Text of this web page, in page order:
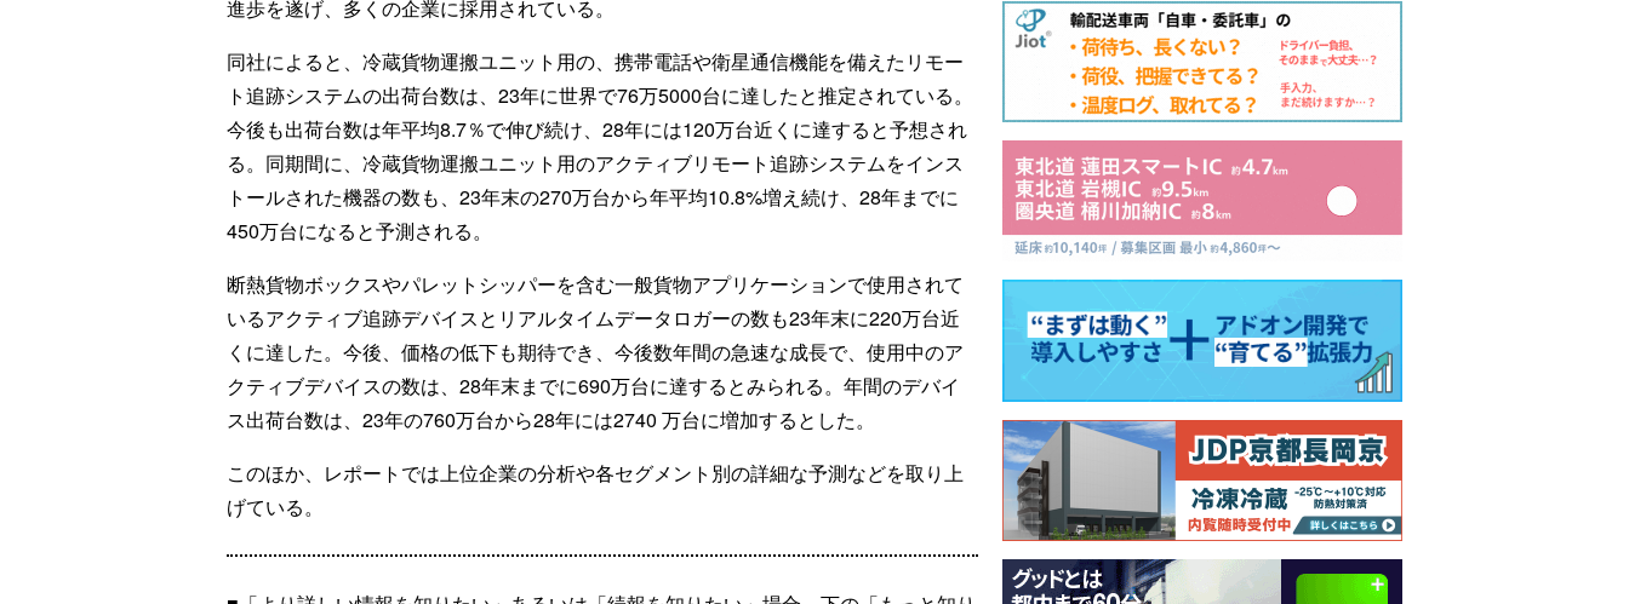
進歩を遂げ、多くの企業に採用されている。
同社によると、冷蔵貨物運搬ユニット用の、携帯電話や衛星通信機能を備えたリモー
ト追跡システムの出荷台数は、23年に世界で76万5000台に達したと推定されている。
今後も出荷台数は年平均8.7％で伸び続け、28年には120万台近くに達すると予想され
る。同期間に、冷蔵貨物運搬ユニット用のアクティブリモート追跡システムをインス
トールされた機器の数も、23年末の270万台から年平均10.8%増え続け、28年までに
450万台になると予測される。
断熱貨物ボックスやパレットシッパーを含む一般貨物アプリケーションで使用されて
いるアクティブ追跡デバイスとリアルタイムデータロガーの数も23年末に220万台近
くに達した。今後、価格の低下も期待でき、今後数年間の急速な成長で、使用中のア
クティブデバイスの数は、28年末までに690万台に達するとみられる。年間のデバイ
ス出荷台数は、23年の760万台から28年には2740 万台に増加するとした。
このほか、レポートでは上位企業の分析や各セグメント別の詳細な予測などを取り上
げている。